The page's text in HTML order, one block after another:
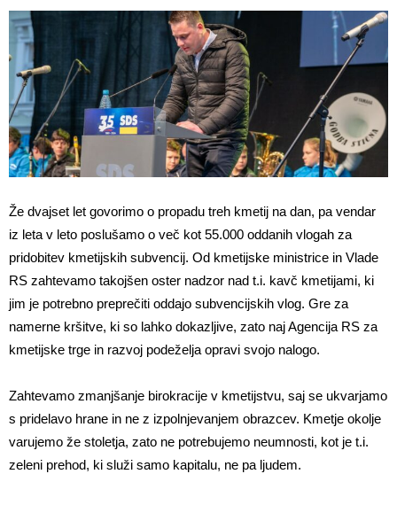
Že dvajset let govorimo o propadu treh kmetij na dan, pa vendar
iz leta v leto poslušamo o več kot 55.000 oddanih vlogah za
pridobitev kmetijskih subvencij. Od kmetijske ministrice in Vlade
RS zahtevamo takojšen oster nadzor nad t.i. kavč kmetijami, ki
jim je potrebno preprečiti oddajo subvencijskih vlog. Gre za
namerne kršitve, ki so lahko dokazljive, zato naj Agencija RS za
kmetijske trge in razvoj podeželja opravi svojo nalogo.
Zahtevamo zmanjšanje birokracije v kmetijstvu, saj se ukvarjamo
s pridelavo hrane in ne z izpolnjevanjem obrazcev. Kmetje okolje
varujemo že stoletja, zato ne potrebujemo neumnosti, kot je t.i.
zeleni prehod, ki služi samo kapitalu, ne pa ljudem.